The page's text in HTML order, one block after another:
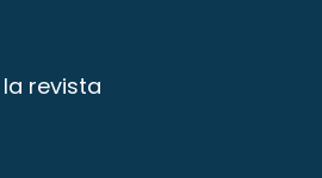
revista